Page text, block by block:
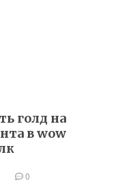
голд на
в wow
0